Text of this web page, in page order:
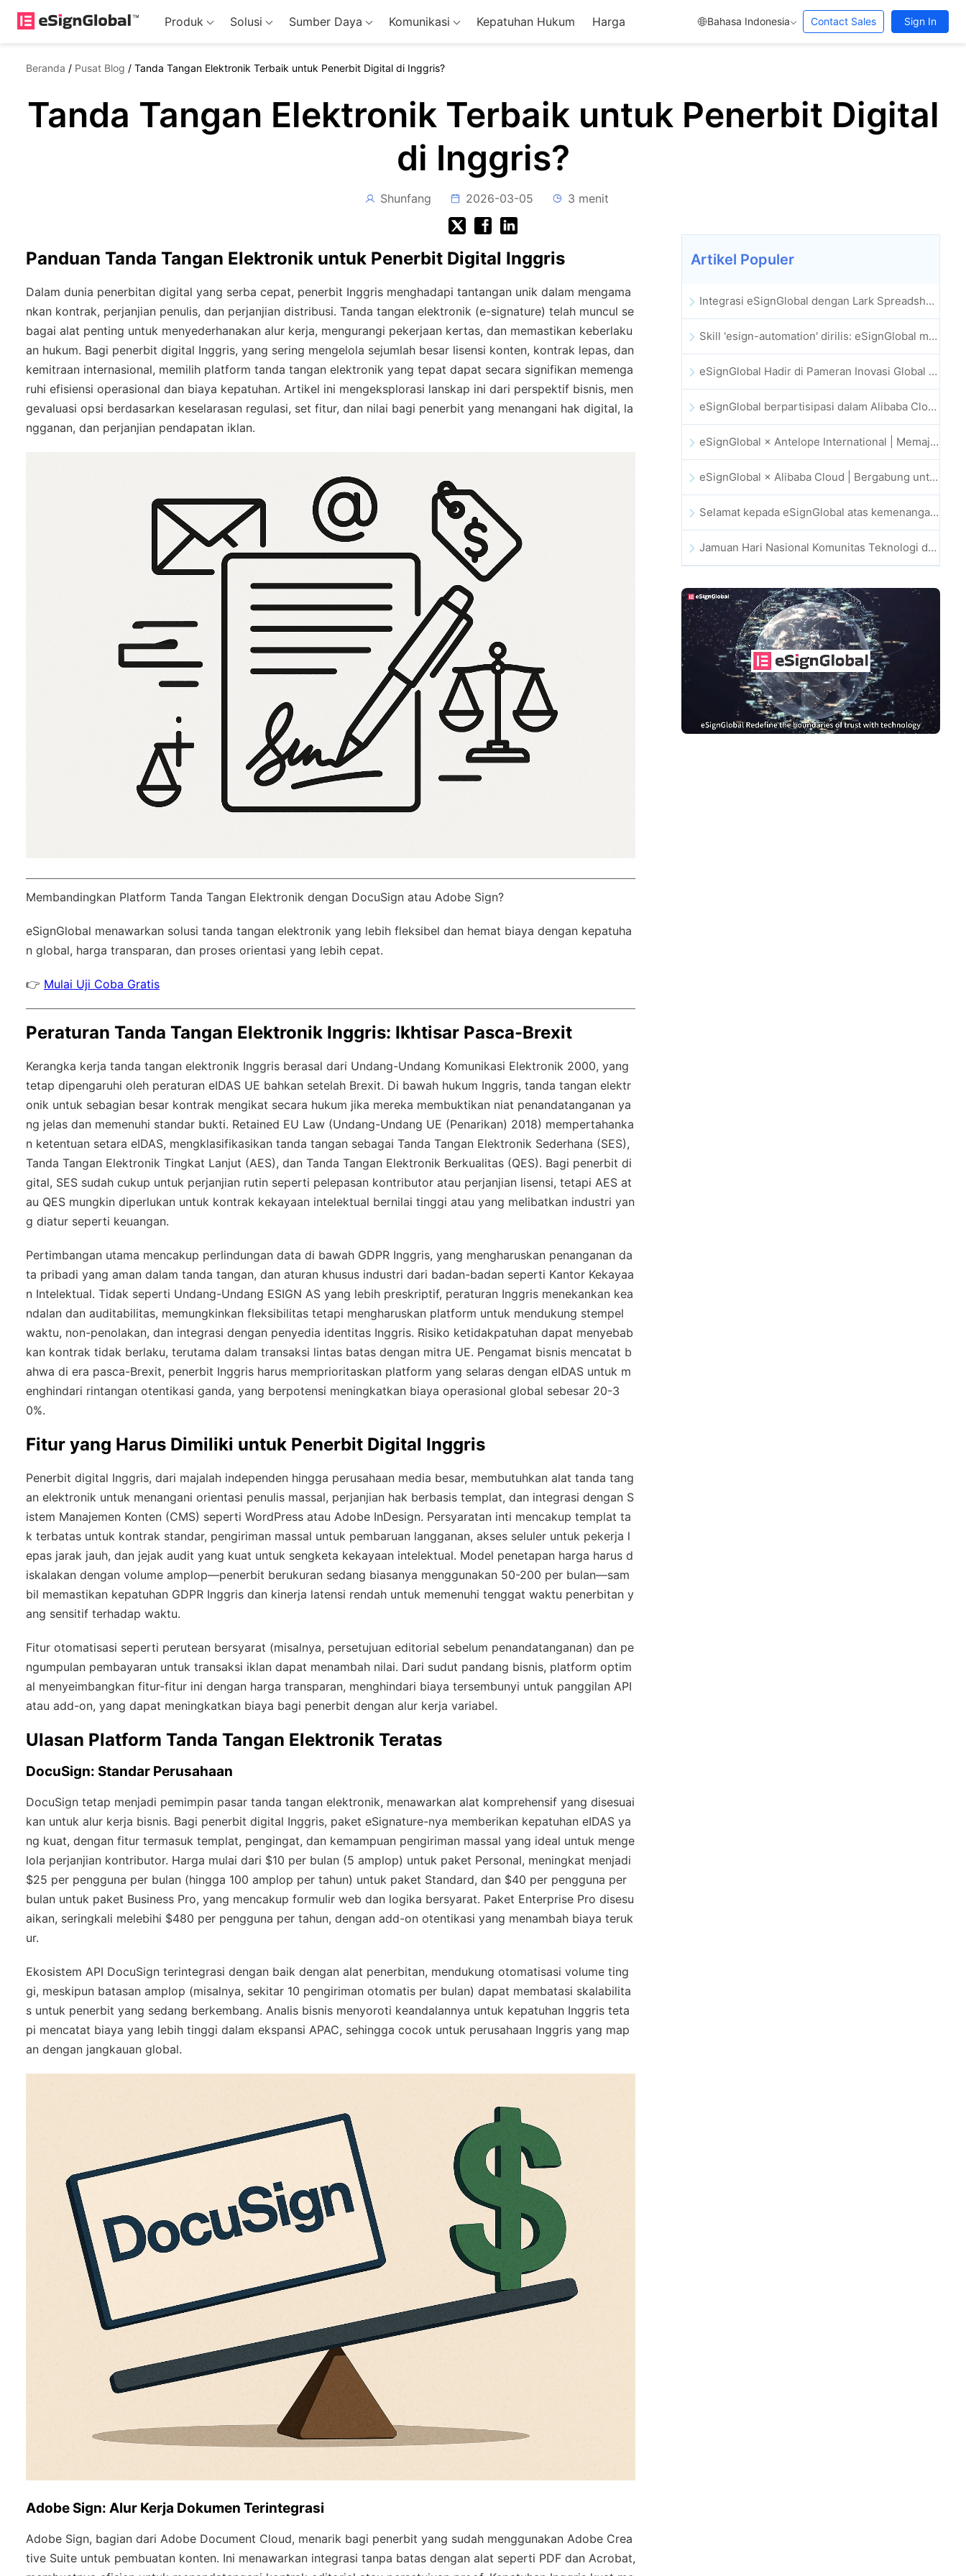
Produk Solusi Sumber Daya Komunikasi Kepatuhan Hukum Harga Bahasa Indonesia Contact Sales Sign In
Beranda / Pusat Blog / Tanda Tangan Elektronik Terbaik untuk Penerbit Digital di Inggris?
Tanda Tangan Elektronik Terbaik untuk Penerbit Digital
di Inggris?
Shunfang 2026-03-05 3 menit
Panduan Tanda Tangan Elektronik untuk Penerbit Digital Inggris
Dalam dunia penerbitan digital yang serba cepat, penerbit Inggris menghadapi tantangan unik dalam mengama
nkan kontrak, perjanjian penulis, dan perjanjian distribusi. Tanda tangan elektronik (e-signature) telah muncul se
bagai alat penting untuk menyederhanakan alur kerja, mengurangi pekerjaan kertas, dan memastikan keberlaku
an hukum. Bagi penerbit digital Inggris, yang sering mengelola sejumlah besar lisensi konten, kontrak lepas, dan
kemitraan internasional, memilih platform tanda tangan elektronik yang tepat dapat secara signifikan memenga
ruhi efisiensi operasional dan biaya kepatuhan. Artikel ini mengeksplorasi lanskap ini dari perspektif bisnis, men
gevaluasi opsi berdasarkan keselarasan regulasi, set fitur, dan nilai bagi penerbit yang menangani hak digital, la
ngganan, dan perjanjian pendapatan iklan.
Membandingkan Platform Tanda Tangan Elektronik dengan DocuSign atau Adobe Sign?
eSignGlobal menawarkan solusi tanda tangan elektronik yang lebih fleksibel dan hemat biaya dengan kepatuha
n global, harga transparan, dan proses orientasi yang lebih cepat.
👉 Mulai Uji Coba Gratis
Peraturan Tanda Tangan Elektronik Inggris: Ikhtisar Pasca-Brexit
Kerangka kerja tanda tangan elektronik Inggris berasal dari Undang-Undang Komunikasi Elektronik 2000, yang
tetap dipengaruhi oleh peraturan eIDAS UE bahkan setelah Brexit. Di bawah hukum Inggris, tanda tangan elektr
onik untuk sebagian besar kontrak mengikat secara hukum jika mereka membuktikan niat penandatanganan ya
ng jelas dan memenuhi standar bukti. Retained EU Law (Undang-Undang UE (Penarikan) 2018) mempertahanka
n ketentuan setara eIDAS, mengklasifikasikan tanda tangan sebagai Tanda Tangan Elektronik Sederhana (SES),
Tanda Tangan Elektronik Tingkat Lanjut (AES), dan Tanda Tangan Elektronik Berkualitas (QES). Bagi penerbit di
gital, SES sudah cukup untuk perjanjian rutin seperti pelepasan kontributor atau perjanjian lisensi, tetapi AES at
au QES mungkin diperlukan untuk kontrak kekayaan intelektual bernilai tinggi atau yang melibatkan industri yan
g diatur seperti keuangan.
Pertimbangan utama mencakup perlindungan data di bawah GDPR Inggris, yang mengharuskan penanganan da
ta pribadi yang aman dalam tanda tangan, dan aturan khusus industri dari badan-badan seperti Kantor Kekayaa
n Intelektual. Tidak seperti Undang-Undang ESIGN AS yang lebih preskriptif, peraturan Inggris menekankan kea
ndalan dan auditabilitas, memungkinkan fleksibilitas tetapi mengharuskan platform untuk mendukung stempel
waktu, non-penolakan, dan integrasi dengan penyedia identitas Inggris. Risiko ketidakpatuhan dapat menyebab
kan kontrak tidak berlaku, terutama dalam transaksi lintas batas dengan mitra UE. Pengamat bisnis mencatat b
ahwa di era pasca-Brexit, penerbit Inggris harus memprioritaskan platform yang selaras dengan eIDAS untuk m
enghindari rintangan otentikasi ganda, yang berpotensi meningkatkan biaya operasional global sebesar 20-3
0%.
Fitur yang Harus Dimiliki untuk Penerbit Digital Inggris
Penerbit digital Inggris, dari majalah independen hingga perusahaan media besar, membutuhkan alat tanda tang
an elektronik untuk menangani orientasi penulis massal, perjanjian hak berbasis templat, dan integrasi dengan S
istem Manajemen Konten (CMS) seperti WordPress atau Adobe InDesign. Persyaratan inti mencakup templat ta
k terbatas untuk kontrak standar, pengiriman massal untuk pembaruan langganan, akses seluler untuk pekerja l
epas jarak jauh, dan jejak audit yang kuat untuk sengketa kekayaan intelektual. Model penetapan harga harus d
iskalakan dengan volume amplop—penerbit berukuran sedang biasanya menggunakan 50-200 per bulan—sam
bil memastikan kepatuhan GDPR Inggris dan kinerja latensi rendah untuk memenuhi tenggat waktu penerbitan y
ang sensitif terhadap waktu.
Fitur otomatisasi seperti perutean bersyarat (misalnya, persetujuan editorial sebelum penandatanganan) dan pe
ngumpulan pembayaran untuk transaksi iklan dapat menambah nilai. Dari sudut pandang bisnis, platform optim
al menyeimbangkan fitur-fitur ini dengan harga transparan, menghindari biaya tersembunyi untuk panggilan API
atau add-on, yang dapat meningkatkan biaya bagi penerbit dengan alur kerja variabel.
Ulasan Platform Tanda Tangan Elektronik Teratas
DocuSign: Standar Perusahaan
DocuSign tetap menjadi pemimpin pasar tanda tangan elektronik, menawarkan alat komprehensif yang disesuai
kan untuk alur kerja bisnis. Bagi penerbit digital Inggris, paket eSignature-nya memberikan kepatuhan eIDAS ya
ng kuat, dengan fitur termasuk templat, pengingat, dan kemampuan pengiriman massal yang ideal untuk menge
lola perjanjian kontributor. Harga mulai dari $10 per bulan (5 amplop) untuk paket Personal, meningkat menjadi
$25 per pengguna per bulan (hingga 100 amplop per tahun) untuk paket Standard, dan $40 per pengguna per
bulan untuk paket Business Pro, yang mencakup formulir web dan logika bersyarat. Paket Enterprise Pro disesu
aikan, seringkali melebihi $480 per pengguna per tahun, dengan add-on otentikasi yang menambah biaya teruk
ur.
Ekosistem API DocuSign terintegrasi dengan baik dengan alat penerbitan, mendukung otomatisasi volume ting
gi, meskipun batasan amplop (misalnya, sekitar 10 pengiriman otomatis per bulan) dapat membatasi skalabilita
s untuk penerbit yang sedang berkembang. Analis bisnis menyoroti keandalannya untuk kepatuhan Inggris teta
pi mencatat biaya yang lebih tinggi dalam ekspansi APAC, sehingga cocok untuk perusahaan Inggris yang map
an dengan jangkauan global.
Adobe Sign: Alur Kerja Dokumen Terintegrasi
Adobe Sign, bagian dari Adobe Document Cloud, menarik bagi penerbit yang sudah menggunakan Adobe Crea
tive Suite untuk pembuatan konten. Ini menawarkan integrasi tanpa batas dengan alat seperti PDF dan Acrobat,
Artikel Populer
Integrasi eSignGlobal dengan Lark Spreadsheet Resmi Diluncurkan: Otomatisasi Penuh Penandatanganan dan Pengarsipan Kontrak Elektronik
Skill 'esign-automation' dirilis: eSignGlobal memberdayakan OpenClaw dengan tanda tangan elektronik otomatis
eSignGlobal Hadir di Pameran Inovasi Global GIS 2025
eSignGlobal berpartisipasi dalam Alibaba Cloud Summit 2025 Hong Kong, mendorong inovasi cloud berbasis AI dan kepercayaan digital
eSignGlobal × Antelope International | Memajukan alur kerja digital yang aman dan didorong AI
eSignGlobal × Alibaba Cloud | Bergabung untuk memperkuat kepercayaan digital global bagi fintech
Selamat kepada eSignGlobal atas kemenangan CAHK STAR Award 2025
Jamuan Hari Nasional Komunitas Teknologi dan Inovasi Hong Kong